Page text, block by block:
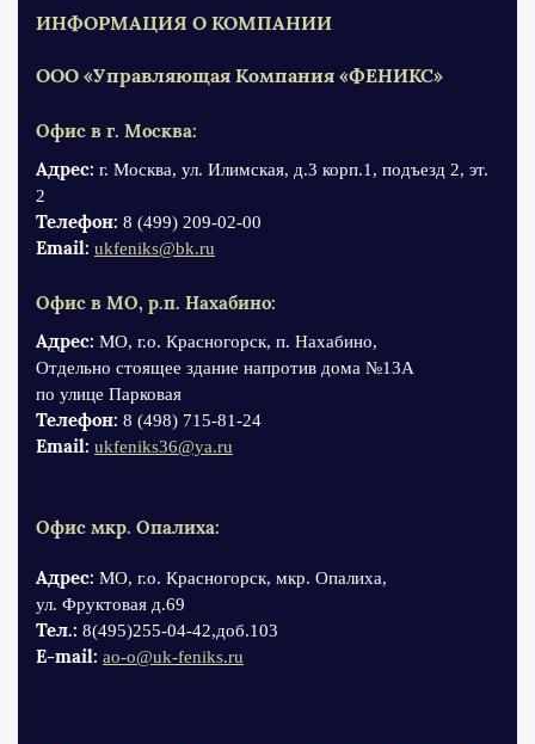
ИНФОРМАЦИЯ О КОМПАНИИ
ООО «Управляющая Компания «ФЕНИКС»
Офис в г. Москва:
Адрес: г. Москва, ул. Илимская, д.3 корп.1, подъезд 2, эт.
2
Телефон: 8 (499) 209-02-00
Email: ukfeniks@bk.ru
Офис в МО, р.п. Нахабино:
Адрес: МО, г.о. Красногорск, п. Нахабино,
Отдельно стоящее здание напротив дома №13А
по улице Парковая
Телефон: 8 (498) 715-81-24
Email: ukfeniks36@ya.ru
Офис мкр. Опалиха:
Адрес: МО, г.о. Красногорск, мкр. Опалиха,
ул. Фруктовая д.69
Тел.: 8(495)255-04-42,доб.103
Е-mail: ao-o@uk-feniks.ru